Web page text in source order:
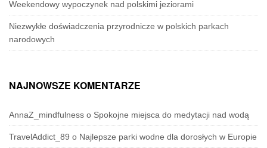
Weekendowy wypoczynek nad polskimi jeziorami
Niezwykłe doświadczenia przyrodnicze w polskich parkach
narodowych
NAJNOWSZE KOMENTARZE
AnnaZ_mindfulness o Spokojne miejsca do medytacji nad wodą
TravelAddict_89 o Najlepsze parki wodne dla dorosłych w Europie